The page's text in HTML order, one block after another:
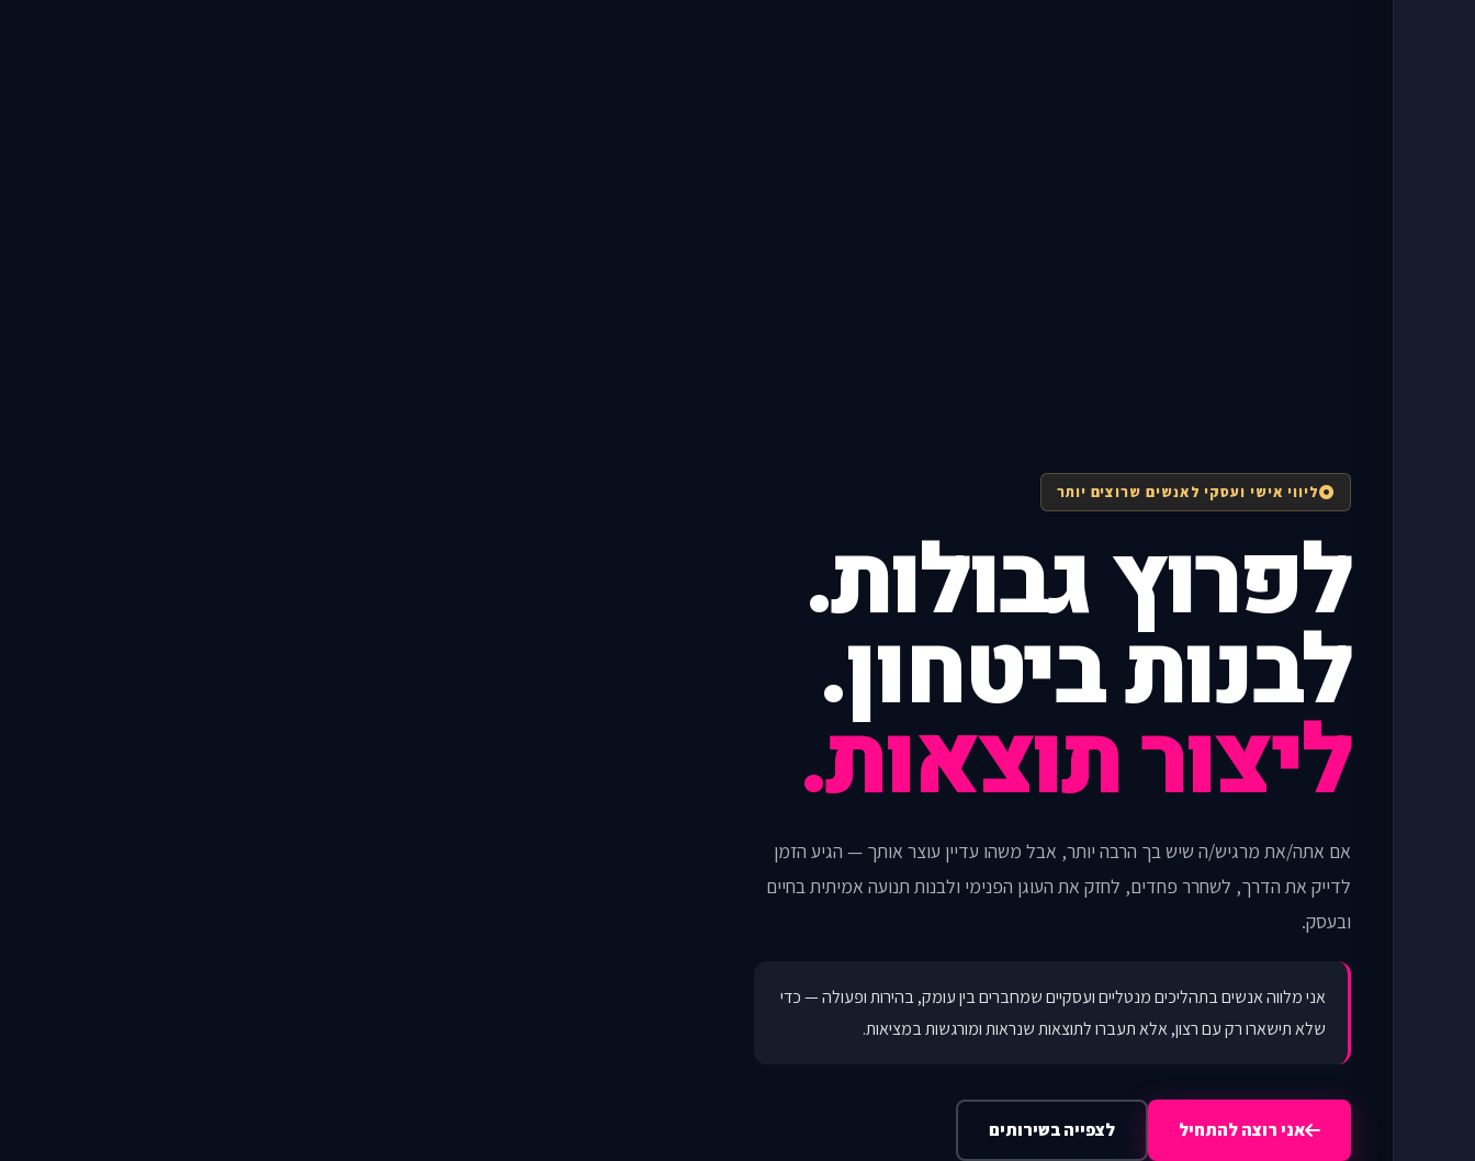
ליווי אישי ועסקי לאנשים שרוצים יותר
לפרוץ גבולות.
לבנות ביטחון.
ליצור תוצאות.
אם אתה/את מרגיש/ה שיש בך הרבה יותר, אבל משהו עדיין עוצר אותך — הגיע הזמן
לדייק את הדרך, לשחרר פחדים, לחזק את העוגן הפנימי ולבנות תנועה אמיתית בחיים
ובעסק.
אני מלווה אנשים בתהליכים מנטליים ועסקיים שמחברים בין עומק, בהירות ופעולה — כדי
שלא תישארו רק עם רצון, אלא תעברו לתוצאות שנראות ומורגשות במציאות.
אני רוצה להתחיל לצפייה בשירותים